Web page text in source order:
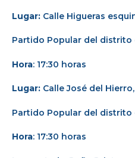
Lugar: Calle Higueras
Partido Popular del distrito
Hora: 17:30 horas
Lugar: Calle José del
Partido Popular del distrito
Hora: 17:30 horas